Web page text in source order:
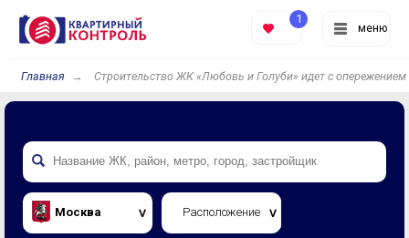
меню
1
Главная Строительство ЖК «Любовь и Голуби» идет с
Москва Расположение